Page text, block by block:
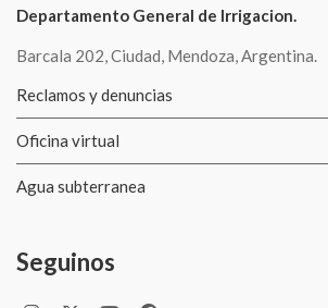
Departamento General de Irrigacion.
Barcala 202, Ciudad, Mendoza, Argentina.
Reclamos y denuncias
Oficina virtual
Agua subterranea
Seguinos